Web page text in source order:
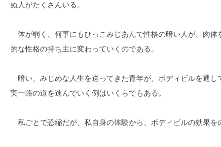
ぬ人がたくさんいる。
体が弱く、何事にもひっこみじあんで性格の暗い人が、肉体
的な性格の持ち主に変わっていくのである。
暗い、みじめな人生を送ってきた青年が、ボディビルを通し
実一路の道を進んでいく例はいくらでもある。
私ごとで恐縮だが、私自身の体験から、ボディビルの効果を